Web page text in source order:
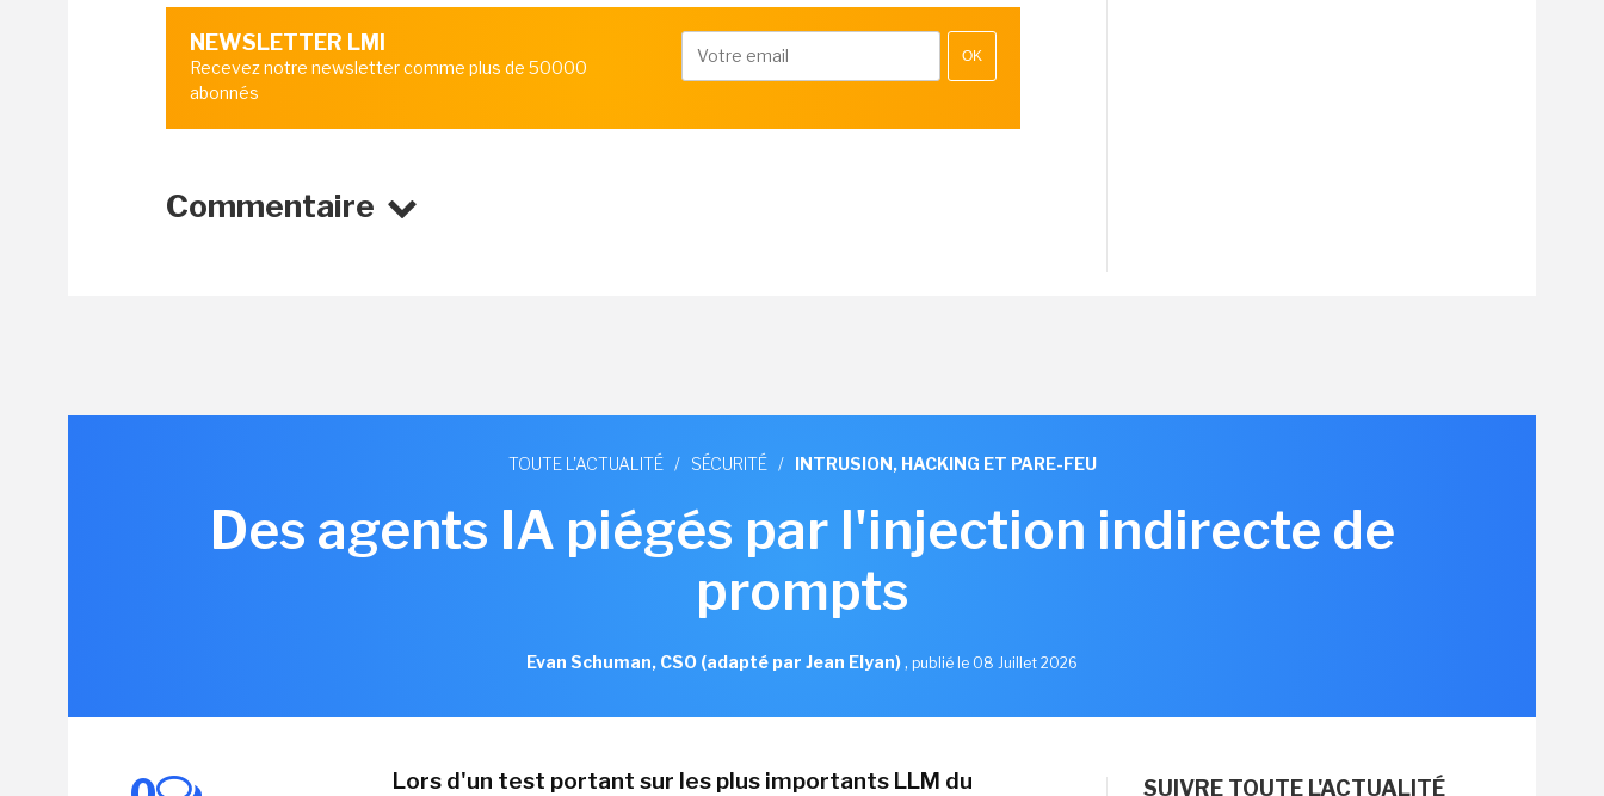
NEWSLETTER LMI
Recevez notre newsletter comme plus de 50000
abonnés
OK
Commentaire
TOUTE L'ACTUALITÉ / SÉCURITÉ / INTRUSION, HACKING ET PARE-FEU
Des agents IA piégés par l'injection indirecte de
prompts
Evan Schuman, CSO (adapté par Jean Elyan), publié le 08 Juillet 2026
Lors d'un test portant sur les plus importants LLM du SUIVRE TOUTE L'ACTUALITÉ